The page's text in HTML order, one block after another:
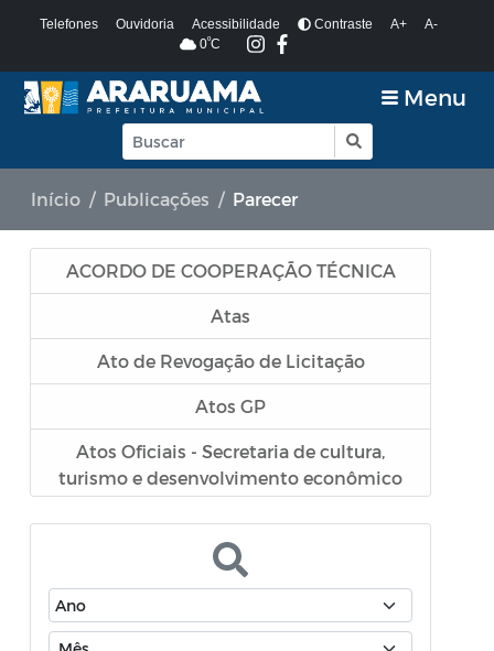
Telefones Ouvidoria Acessibilidade Contraste A+
A-
0ºC
Menu
Início Publicações Parecer
ACORDO DE COOPERAÇÃO TÉCNICA
Atas
Ato de Revogação de Licitação
Atos GP
Atos Oficiais - Secretaria de cultura,
turismo e desenvolvimento econômico
Atos Oficiais - Secretaria de Educação
Atos Oficiais - Secretaria de Fazenda e
Planejamento
Atos Oficiais - Secretaria de Saúde